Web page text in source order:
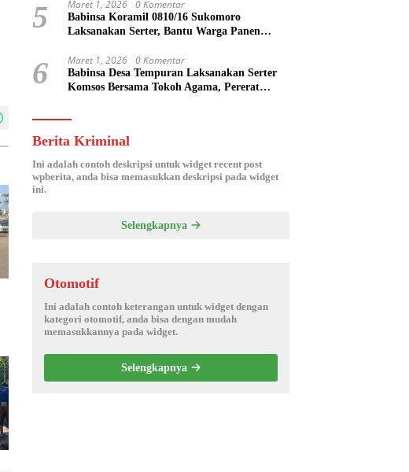
5 Maret 1, 2026 0 Komentar
Babinsa Koramil 0810/16 Sukomoro
Laksanakan Serter, Bantu Warga Panen
6 Maret 1, 2026 0 Komentar
Babinsa Desa Tempuran Laksanakan Serter
Komsos Bersama Tokoh Agama, Pererat
Berita Kriminal
Ini adalah contoh deskripsi untuk widget recent post
wpberita, anda bisa memasukkan deskripsi pada widget
ini.
Selengkapnya
Otomotif
Ini adalah contoh keterangan untuk widget dengan
kategori otomotif, anda bisa dengan mudah
memasukkannya pada widget.
Selengkapnya